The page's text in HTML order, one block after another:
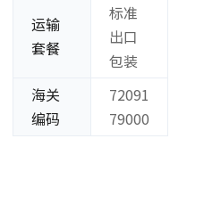
运输
套餐
标准
出口
包装
海关
编码
72091
79000